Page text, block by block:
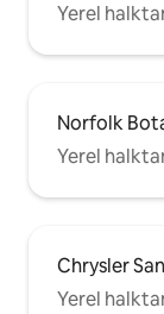
Yerel
Norfolk
Yerel
Chrysler
Yerel